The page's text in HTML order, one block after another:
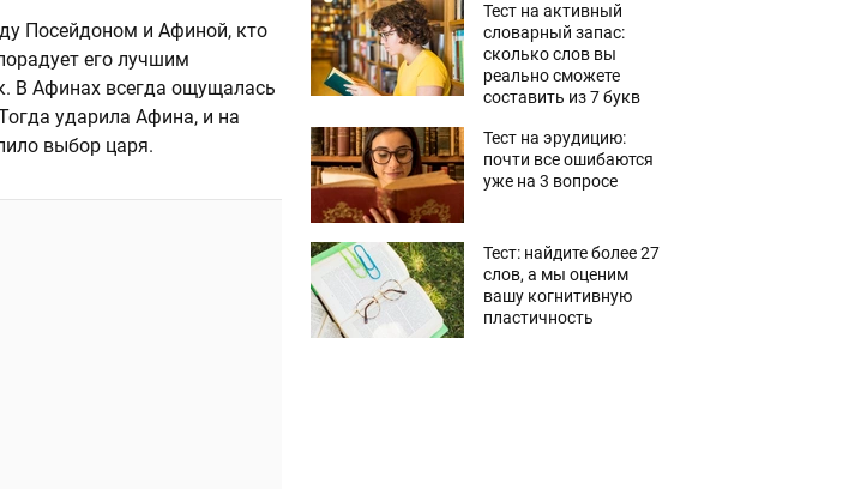
Посейдоном и Афиной, кто
его лучшим
В Афинах всегда ощущалась
ударила Афина, и на
выбор царя.
Тест на активный
словарный запас:
сколько слов вы
реально сможете
составить из 7 букв
Тест на эрудицию:
почти все ошибаются
уже на 3 вопросе
Тест: найдите более 27
слов, а мы оценим
вашу когнитивную
пластичность